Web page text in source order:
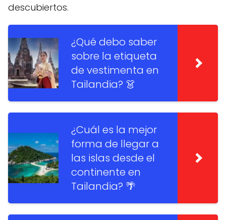
descubiertos.
¿Qué debo saber
sobre la etiqueta
de vestimenta en
Tailandia? 👗
¿Cuál es la mejor
forma de llegar a
las islas desde el
continente en
Tailandia? 🌴